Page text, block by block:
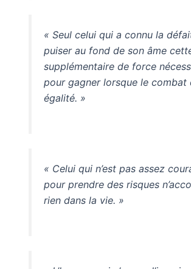
« Seul celui qui a connu la
puiser au fond de son âme
supplémentaire de force
pour gagner lorsque le combat
égalité. »
« Celui qui n’est pas assez
pour prendre des risques
rien dans la vie. »